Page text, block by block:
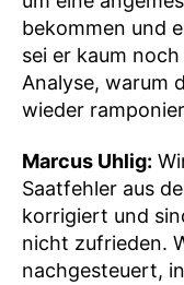
bekommen und
sei er kaum
Analyse, warum
wieder
Marcus Uhlig:
Saatfehler aus
korrigiert und
nicht zufrieden.
nachgesteuert,